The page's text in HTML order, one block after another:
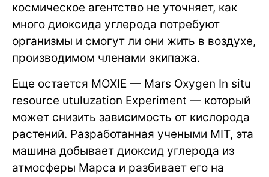
космическое агентство не уточняет, как
много диоксида углерода потребуют
организмы и смогут ли они жить в воздухе,
производимом членами экипажа.
Еще остается MOXIE — Mars Oxygen In situ
resource utuluzation Experiment — который
может снизить зависимость от кислорода
растений. Разработанная учеными MIT, эта
машина добывает диоксид углерода из
атмосферы Марса и разбивает его на